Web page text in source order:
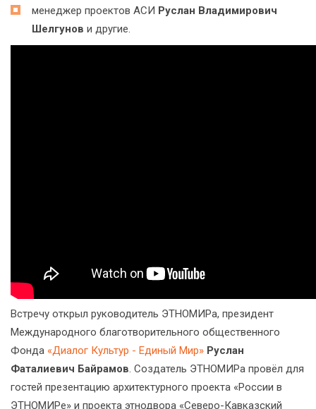
менеджер проектов АСИ Руслан Владимирович
Шелгунов и другие.
Встречу открыл руководитель ЭТНОМИРа, президент
Международного благотворительного общественного
Фонда «Диалог Культур - Единый Мир» Руслан
Фаталиевич Байрамов. Создатель ЭТНОМИРа провёл для
гостей презентацию архитектурного проекта «России в
ЭТНОМИРе» и проекта этнодвора «Северо-Кавказский